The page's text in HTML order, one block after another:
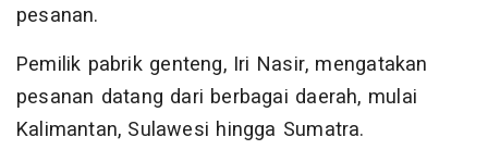
pesanan.
Pemilik pabrik genteng, Iri Nasir, mengatakan
pesanan datang dari berbagai daerah, mulai
Kalimantan, Sulawesi hingga Sumatra.